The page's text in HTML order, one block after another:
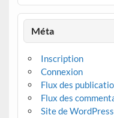
Méta
Inscription
Connexion
Flux des
Flux des
Site de